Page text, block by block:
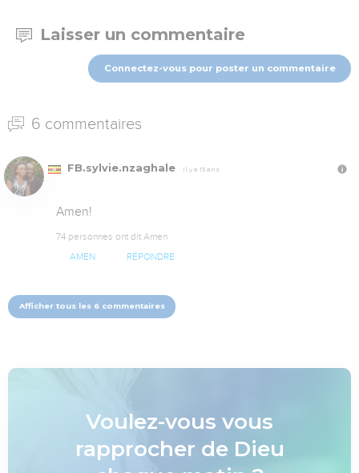
Laisser un commentaire
Connectez-vous pour poster un commentaire
6 commentaires
FB.sylvie.nzaghale Il y a 13 ans
Amen!
74 personnes ont dit Amen
AMEN RÉPONDRE
Afficher tous les 6 commentaires
Voulez-vous vous
rapprocher de Dieu